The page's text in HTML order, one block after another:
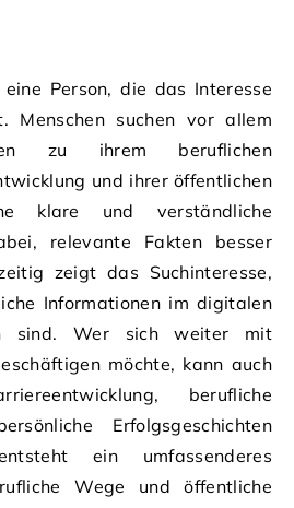
Person, die das Interesse
Menschen suchen vor allem
zu ihrem beruflichen
und ihrer öffentlichen
klare und verständliche
relevante Fakten besser
zeigt das Suchinteresse,
Informationen im digitalen
sind. Wer sich weiter mit
möchte, kann auch
berufliche
Erfolgsgeschichten
ein umfassenderes
Wege und öffentliche